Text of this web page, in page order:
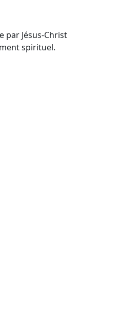
par Jésus-Christ
spirituel.